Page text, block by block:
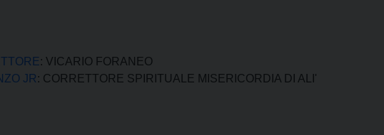
: VICARIO FORANEO
JR : CORRETTORE SPIRITUALE MISERICORDIA DI ALI'